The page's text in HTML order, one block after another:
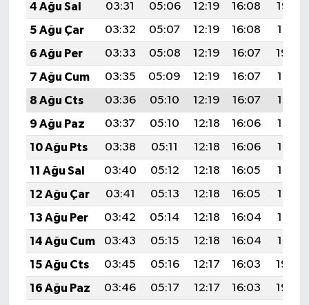
4 Ağu Sal
03:31 05:06 12:19 16:08
19:22
5 Ağu Çar
03:32 05:07 12:19 16:08
19:21
6 Ağu Per
03:33 05:08 12:19 16:07
19:20
7 Ağu Cum
03:35 05:09 12:19 16:07
19:19
8 Ağu Cts
03:36 05:10 12:19 16:07
19:18
9 Ağu Paz
03:37 05:10 12:18 16:06
19:16
10 Ağu Pts
03:38 05:11 12:18 16:06
19:15
11 Ağu Sal
03:40 05:12 12:18 16:05
19:14
12 Ağu Çar
03:41 05:13 12:18 16:05
19:13
13 Ağu Per
03:42 05:14 12:18 16:04
19:12
14 Ağu Cum
03:43 05:15 12:18 16:04
19:10
15 Ağu Cts
03:45 05:16 12:17 16:03
19:09
16 Ağu Paz
03:46 05:17 12:17 16:03
19:08